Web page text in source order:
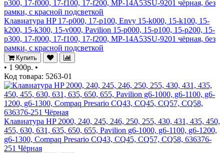
Клавиатура HP 17-p000, 17-p100, Envy 15-k000, 15-k100, 15-
k200, 15-k300, 15-v000, Pavilion 15-p000, 15-p100, 15-p200, 15-
p300, 17-f000, 17-f100, 17-f200, MP-14A53SU-9201 чёрная, без
рамки, с красной подсветкой
Купить
• 1 900р. •
Код товара: 5263-01
Клавиатура HP 2000, 240, 245, 246, 250, 255, 430, 431, 435, 450,
455, 630, 631, 635, 650, 655, Pavilion g6-1000, g6-1100, g6-1200,
g6-1300, Compaq Presario CQ43, CQ45, CQ57, CQ58, 636376-
251 Чёрная